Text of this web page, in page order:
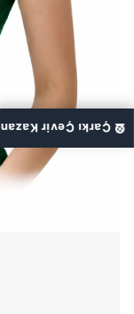
🎡 Çarkı Çevir Kazan